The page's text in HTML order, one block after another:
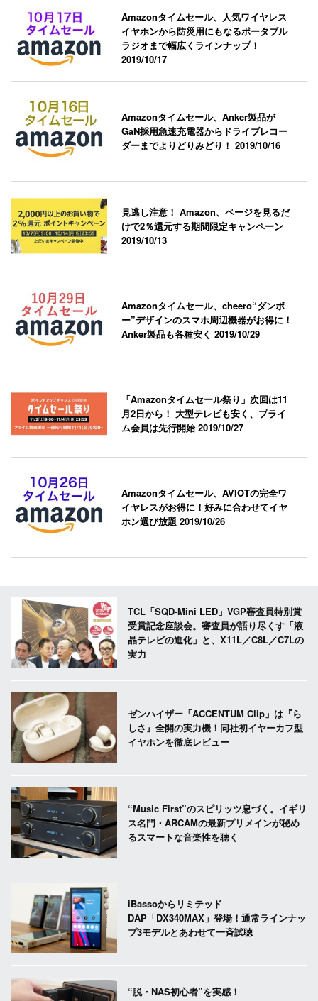
Amazonタイムセール、人気ワイヤレス
イヤホンから防災用にもなるポータブル
ラジオまで幅広くラインナップ！
2019/10/17
Amazonタイムセール、Anker製品が
GaN採用急速充電器からドライブレコー
ダーまでよりどりみどり！2019/10/16
見逃し注意！ Amazon、ページを見るだ
けで2％還元する期間限定キャンペーン
2019/10/13
Amazonタイムセール、cheero“ダンボ
ー”デザインのスマホ周辺機器がお得に！
Anker製品も各種安く2019/10/29
「Amazonタイムセール祭り」次回は11
月2日から！ 大型テレビも安く、プライ
ム会員は先行開始2019/10/27
Amazonタイムセール、AVIOTの完全ワ
イヤレスがお得に！好みに合わせてイヤ
ホン選び放題2019/10/26
TCL「SQD-Mini LED」VGP審査員特別賞
受賞記念座談会。審査員が語り尽くす「液
晶テレビの進化」と、X11L／C8L／C7Lの
実力
ゼンハイザー「ACCENTUM Clip」は『ら
しさ』全開の実力機！同社初イヤーカフ型
イヤホンを徹底レビュー
“Music First”のスピリッツ息づく。イギリ
ス名門・ARCAMの最新プリメインが秘め
るスマートな音楽性を聴く
iBassoからリミテッド
DAP「DX340MAX」登場！通常ラインナッ
プ3モデルとあわせて一斉試聴
“脱・NAS初心者”を実感！